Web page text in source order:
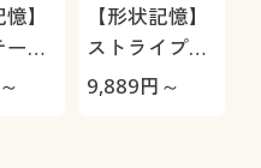
】
ージ
光
【形状記憶】
ストライプ柄
防炎遮光カー
9,889円～